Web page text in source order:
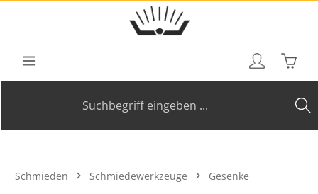
Zum Hauptinhalt springen
Schmieden Schmiedewerkzeuge Gesenke